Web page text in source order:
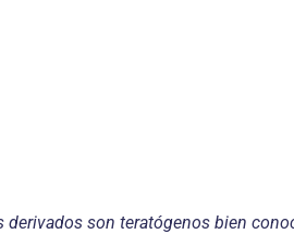
derivados son teratógenos bien